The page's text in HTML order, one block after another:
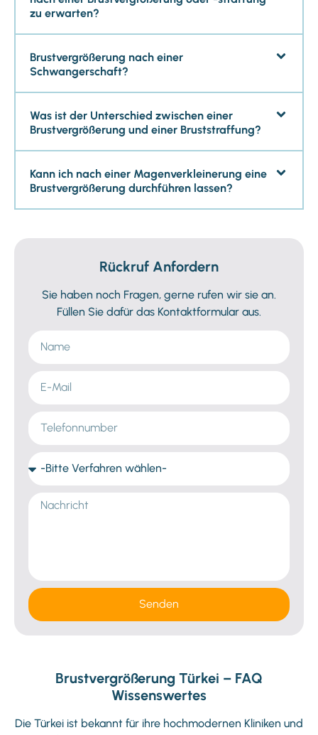
zu erwarten?
Brustvergrößerung nach einer
Schwangerschaft?
Was ist der Unterschied zwischen einer
Brustvergrößerung und einer Bruststraffung?
Kann ich nach einer Magenverkleinerung eine
Brustvergrößerung durchführen lassen?
Rückruf Anfordern​
Sie haben noch Fragen, gerne rufen wir sie an.
Füllen Sie dafür das Kontaktformular aus.
Senden
Brustvergrößerung Türkei – FAQ
Wissenswertes
Die Türkei ist bekannt für ihre hochmodernen Kliniken und